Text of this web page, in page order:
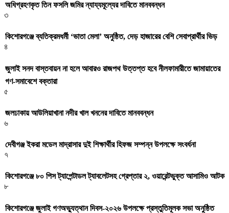
অধিগ্রহণকৃত তিন ফসলি জমির ন্যায্যমূল্যের দাবিতে মানববন্ধন
৩
কিশোরগঞ্জে ব্যতিক্রমধর্মী ‘ভাতা মেলা’ অনুষ্ঠিত, দেড় হাজারের বেশি সেবাপ্রার্থীর ভিড়
৪
জুলাই সনদ বাস্তবায়ন না হলে আবারও রাজপথ উত্তপ্ত হবে নীলফামারীতে জামায়াতের
গণ-সমাবেশে বক্তারা
৫
জলঢাকায় আউলিয়াখানা নদীর খাল খননের দাবিতে মানববন্ধন
৬
দেবীগঞ্জ ইকরা মডেল মাদ্রাসার দুই শিক্ষার্থীর হিফজ সম্পন্ন উপলক্ষে সংবর্ধনা
৭
কিশোরগঞ্জে ৮০ পিস ট্যাপেন্টাডল ট্যাবলেটসহ গ্রেপ্তার ২, ওয়ারেন্টভুক্ত আসামিও আটক
৮
কিশোরগঞ্জে জুলাই গণঅভ্যুত্থান দিবস-২০২৬ উপলক্ষে প্রস্তুতিমূলক সভা অনুষ্ঠিত